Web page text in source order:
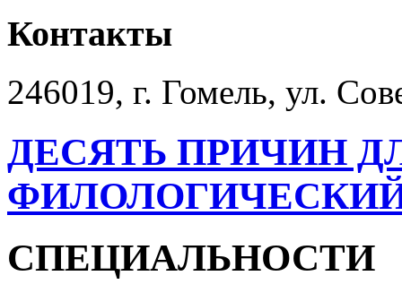
Контакты
246019, г. Гомель, ул.
ДЕСЯТЬ ПРИЧИН
СПЕЦИАЛЬНОСТИ